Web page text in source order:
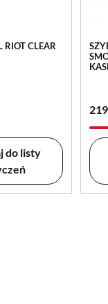
RIOT CLEAR
do listy